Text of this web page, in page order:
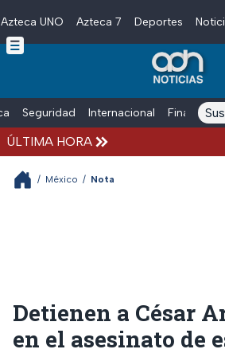
Skip to main content
Azteca UNO Azteca 7 Deportes
Seguridad Internacional Finanzas
ÚLTIMA HORA
/ México / Nota
Detienen a César
en el asesinato de